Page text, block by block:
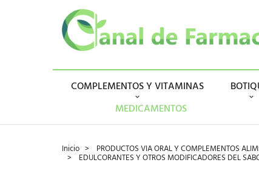
COMPLEMENTOS Y VITAMINAS
MEDICAMENTOS
Inicio PRODUCTOS VIA ORAL Y COMPLEMENTOS
EDULCORANTES Y OTROS MODIFICADORES DEL